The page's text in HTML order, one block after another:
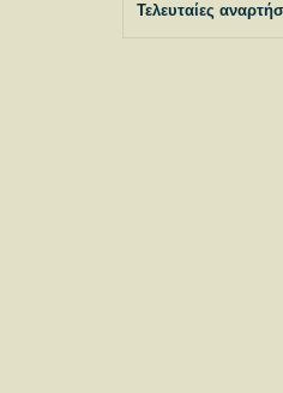
Τελευταίες